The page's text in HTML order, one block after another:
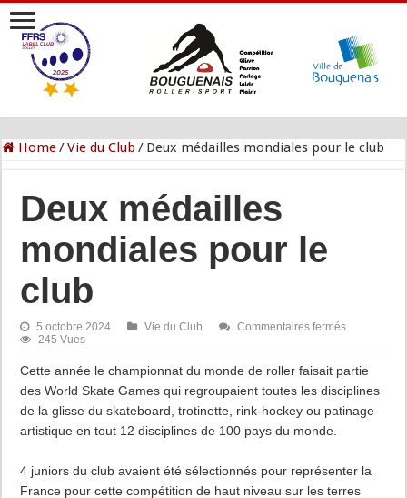
Home/Vie du Club / Deux médailles mondiales pour le club
Deux médailles
mondiales pour le
club
5 octobre 2024 Vie du Club Commentaires ferméssur
mondiales
pour
le
245 Vues
Cette année le championnat du monde de roller faisait partie
des World Skate Games qui regroupaient toutes les disciplines
de la glisse du skateboard, trotinette, rink-hockey ou patinage
artistique en tout 12 disciplines de 100 pays du monde.
4 juniors du club avaient été sélectionnés pour représenter la
France pour cette compétition de haut niveau sur les terres